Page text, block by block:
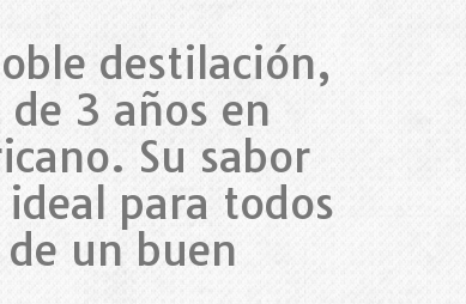
destilación,
3 años en
Su sabor
para todos
un buen